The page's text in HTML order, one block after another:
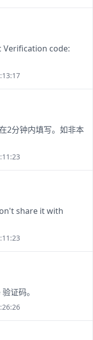
Verification code:
2分钟内填写。如非本
share it with
证码。